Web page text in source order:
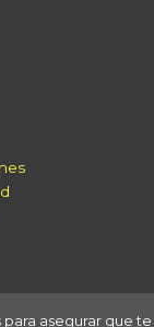
para asegurar que